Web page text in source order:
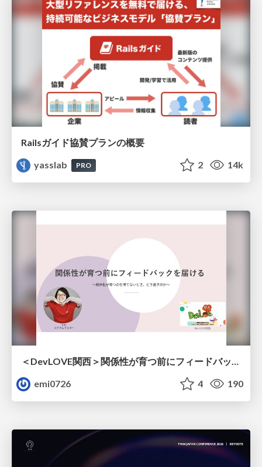
Railsガイド協賛プランの概要
yasslab
PRO 2 14k
emi0726
4 190